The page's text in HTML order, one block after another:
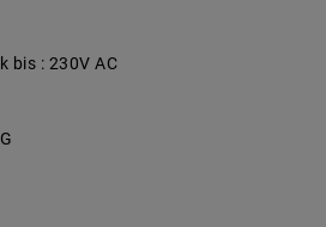
bis : 230V AC